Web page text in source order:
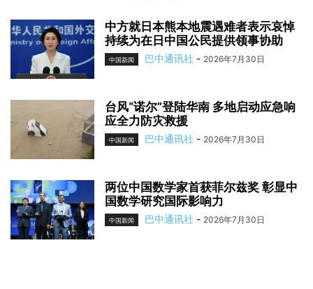
中方就日本熊本地震遇难者表示哀悼
持续为在日中国公民提供领事协助
中国新闻 巴中通讯社 - 2026年7月30日
台风“诺尔”登陆华南 多地启动应急响
应全力防灾救援
中国新闻 巴中通讯社 - 2026年7月30日
两位中国数学家首获菲尔兹奖 彰显中
国数学研究国际影响力
中国新闻 巴中通讯社 - 2026年7月30日